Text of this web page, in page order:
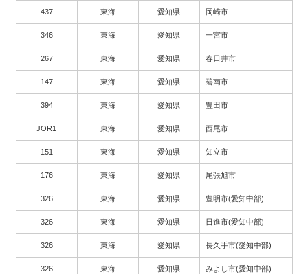
437 東海 愛知県 岡崎市
346 東海 愛知県 一宮市
267 東海 愛知県 春日井市
147 東海 愛知県 碧南市
394 東海 愛知県 豊田市
JOR1 東海 愛知県 西尾市
151 東海 愛知県 知立市
176 東海 愛知県 尾張旭市
326 東海 愛知県 豊明市(愛知中部)
326 東海 愛知県 日進市(愛知中部)
326 東海 愛知県 長久手市(愛知中部)
326 東海 愛知県 みよし市(愛知中部)